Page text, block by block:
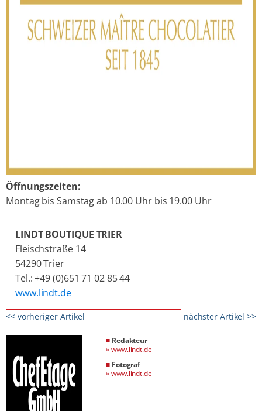
Öffnungszeiten:
Montag bis Samstag ab 10.00 Uhr bis 19.00 Uhr
LINDT BOUTIQUE TRIER
Fleischstraße 14
54290 Trier
Tel.: +49 (0)651 71 02 85 44
www.lindt.de
<< vorheriger Artikel nächster Artikel >>
■ Redakteur
»www.lindt.de
■ Fotograf
»www.lindt.de